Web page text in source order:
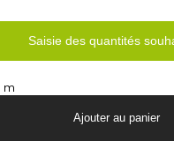
Saisie des quantités
m